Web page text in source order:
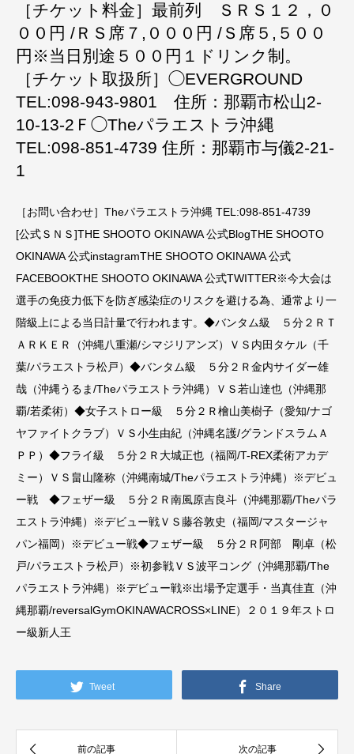
［チケット料金］最前列 ＳＲＳ１２，０
００円 /ＲＳ席７,０００円 /Ｓ席５,５００
円※当日別途５００円１ドリンク制。
［チケット取扱所］◯EVERGROUND
TEL:098-943-9801 住所：那覇市松山2-
10-13-2Ｆ◯Theパラエストラ沖縄
TEL:098-851-4739 住所：那覇市与儀2-21-
1
［お問い合わせ］Theパラエストラ沖縄 TEL:098-851-4739
[公式ＳＮＳ]THE SHOOTO OKINAWA 公式BlogTHE SHOOTO
OKINAWA 公式instagramTHE SHOOTO OKINAWA 公式
FACEBOOKTHE SHOOTO OKINAWA 公式TWITTER※今大会は
選手の免疫力低下を防ぎ感染症のリスクを避ける為、通常より一
階級上による当日計量で行われます。◆バンタム級 ５分２ＲＴ
ＡＲＫＥＲ（沖縄八重瀬/シマジリアンズ）ＶＳ内田タケル（千
葉/パラエストラ松戸）◆バンタム級 ５分２Ｒ金内サイダー雄
哉（沖縄うるま/Theパラエストラ沖縄）ＶＳ若山達也（沖縄那
覇/若柔術）◆女子ストロー級 ５分２Ｒ檜山美樹子（愛知/ナゴ
ヤファイトクラブ）ＶＳ小生由紀（沖縄名護/グランドスラムＡ
ＰＰ）◆フライ級 ５分２Ｒ大城正也（福岡/T-REX柔術アカデ
ミー）ＶＳ畠山隆称（沖縄南城/Theパラエストラ沖縄）※デビュ
ー戦 ◆フェザー級 ５分２Ｒ南風原吉良斗（沖縄那覇/Theパラ
エストラ沖縄）※デビュー戦ＶＳ藤谷敦史（福岡/マスタージャ
パン福岡）※デビュー戦◆フェザー級 ５分２Ｒ阿部 剛卓（松
戸/パラエストラ松戸）※初参戦ＶＳ波平コング（沖縄那覇/The
パラエストラ沖縄）※デビュー戦※出場予定選手・当真佳直（沖
縄那覇/reversalGymOKINAWACROSS×LINE）２０１９年ストロ
ー級新人王
Tweet Share